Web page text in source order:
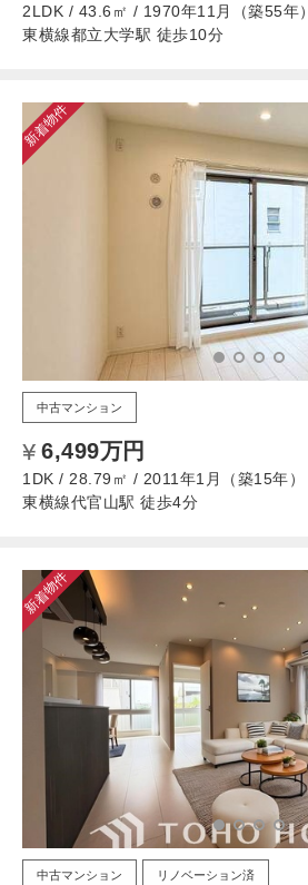
2LDK / 43.6㎡ / 1970年11月（築55年）
東横線都立大学駅 徒歩10分
新着物件
中古マンション
6,499万円
1DK / 28.79㎡ / 2011年1月（築15年）
東横線代官山駅 徒歩4分
新着物件
中古マンション リノベーション済